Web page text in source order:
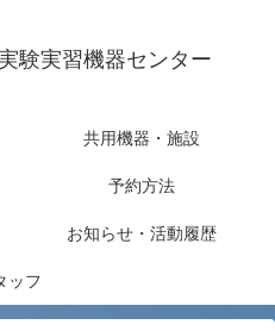
験実習機器センター
共用機器・施設
予約方法
お知らせ・活動履歴
ッフ